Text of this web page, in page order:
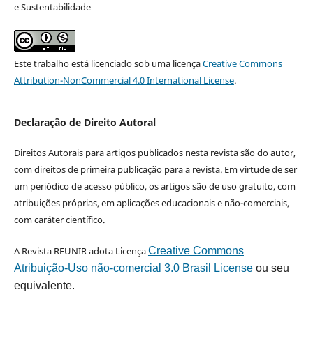
e Sustentabilidade
Este trabalho está licenciado sob uma licençaCreative Commons
Attribution-NonCommercial 4.0 International License.
Declaração de Direito Autoral
Direitos Autorais para artigos publicados nesta revista são do autor,
com direitos de primeira publicação para a revista. Em virtude de ser
um periódico de acesso público, os artigos são de uso gratuito, com
atribuições próprias, em aplicações educacionais e não-comerciais,
com caráter científico.
A Revista REUNIR adota LicençaCreative Commons
Atribuição-Uso não-comercial 3.0 Brasil Licenseou seu
equivalente.